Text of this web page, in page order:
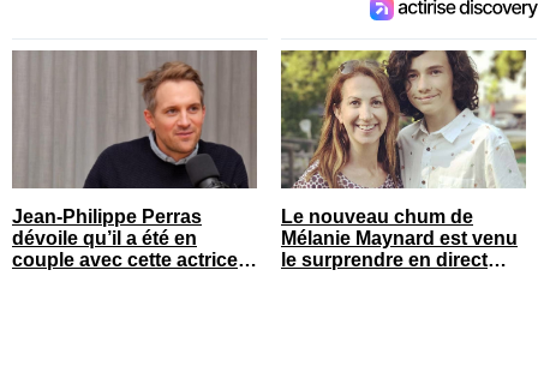
Jean-Philippe Perras
dévoile qu’il a été en
couple avec cette actrice
Le nouveau chum de
Mélanie Maynard est venu
le surprendre en direct